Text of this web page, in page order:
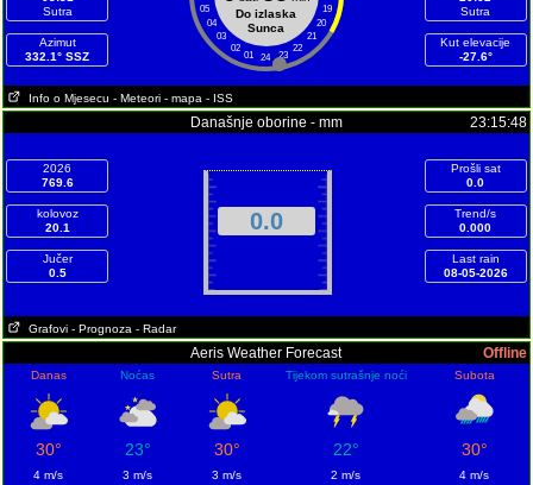
Sutra
Azimut
332.1° SSZ
05
19
04
20
03
21
02
22
01 23
24
Do izlaska
Sunca
Sutra
Kut elevacije
-27.6°
Info o Mjesecu - Meteori - mapa - ISS
Današnje oborine - mm 23:15:48
2026
769.6
kolovoz
20.1
Jučer
0.5
0.0
Prošli sat
0.0
Trend/s
0.000
Last rain
08-05-2026
Grafovi - Prognoza - Radar
Aeris Weather Forecast Offline
Danas Noćas Sutra Tijekom sutrašnje noći Subota
30° 23° 30° 22° 30°
4 m/s 3 m/s 3 m/s 2 m/s 4 m/s